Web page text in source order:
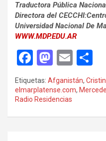
Traductora Pública
Directora del
Universidad Nacional De
WWW.MDP.EDU.AR
F
a
ce
b
o
M
a
st
o
d
E
m
ail
o
m
ar
Etiquetas: Afganistán,
elmarplatense.com,
Radio Residencias